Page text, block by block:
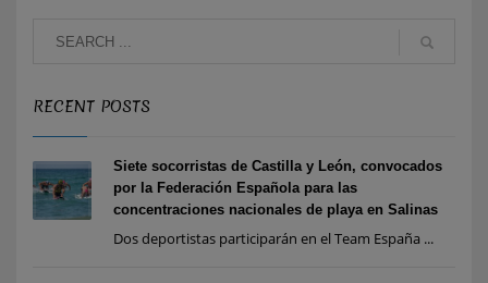
RECENT POSTS
Siete socorristas de Castilla y León, convocados
por la Federación Española para las
concentraciones nacionales de playa en Salinas
Dos deportistas participarán en el Team España ...